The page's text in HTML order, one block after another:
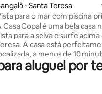
⋅ Santa Teresa
para o mar com piscina
de Santa Teresa
Casa Copal é uma bela casa
para a selva e surfe acima
A casa está
a menos de 10
incríveis praias de areia
bem como alguns dos
aluguel por